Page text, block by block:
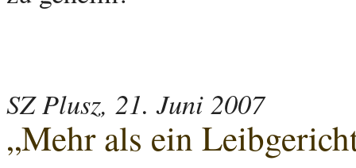
SZ Plusz, 21. Juni 2007
„Mehr als ein